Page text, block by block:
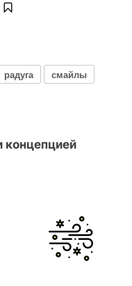
радуга
смайлы
концепцией